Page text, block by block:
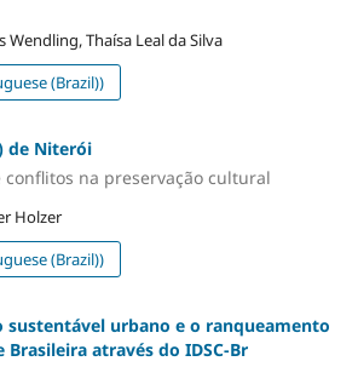
Wendling, Thaísa Leal da Silva
(Brazil))
de Niterói
na preservação cultural
Holzer
(Brazil))
sustentável urbano e o ranqueamento
através do IDSC-Br